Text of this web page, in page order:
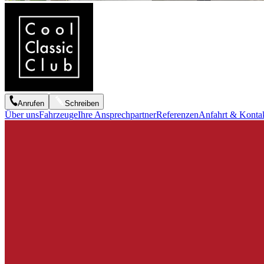
Anrufen Schreiben
Über unsFahrzeugeIhre AnsprechpartnerReferenzenAnfahrt &